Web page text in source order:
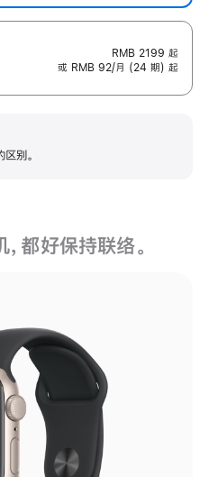
RMB 2199 起
或 RMB 92/月 (24 期) 起
别。
都好保持联络。